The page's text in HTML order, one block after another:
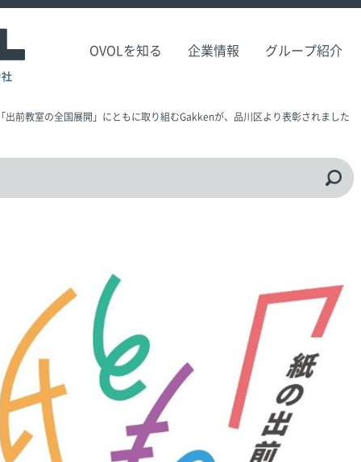
OVOLを知る 企業情報 グループ紹介
「出前教室の全国展開」にともに取り組むGakkenが、品川区より表彰されました